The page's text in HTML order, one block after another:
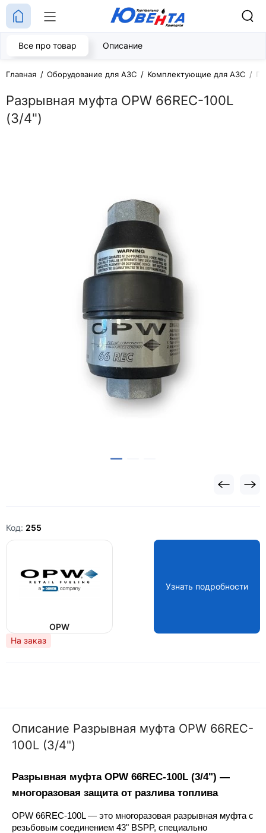
Главная Оборудование для АЗС Комплектующие для АЗС
Разрывная муфта OPW 66REC-100L
(3/4")
Все про товар Описание
Код: 255
OPW
Узнать подробности
На заказ
Описание Разрывная муфта OPW 66REC-
100L (3/4")
Разрывная муфта OPW 66REC-100L (3/4") —
многоразовая защита от разлива топлива
OPW 66REC-100L — это многоразовая разрывная муфта с
резьбовым соединением 43​" BSPP, специально